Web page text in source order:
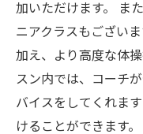
加いただけます。 ま
ニアクラスもござい
加え、より高度な体
スン内では、コーチ
バイスをしてくれま
けることができます